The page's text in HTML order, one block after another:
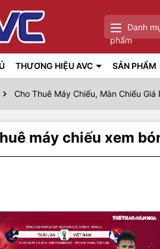
Danh
phẩm
THƯƠNG HIỆU AVC SẢN PHẨM
Cho Thuê Máy Chiếu, Màn Chiếu Giá
máy chiếu xem